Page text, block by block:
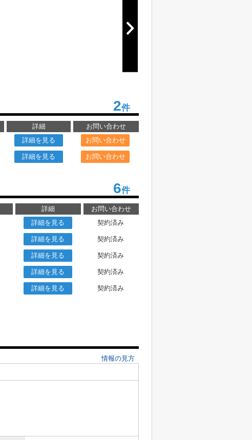
2件
詳細
お問い合わせ
詳細を見る お問い合わせ
詳細を見る お問い合わせ
6件
詳細
お問い合わせ
詳細を見る 契約済み
詳細を見る 契約済み
詳細を見る 契約済み
詳細を見る 契約済み
詳細を見る 契約済み
情報の見方